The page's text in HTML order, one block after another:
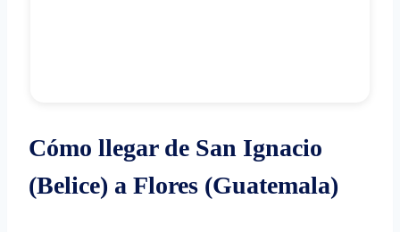
Cómo llegar de San Ignacio
(Belice) a Flores (Guatemala)